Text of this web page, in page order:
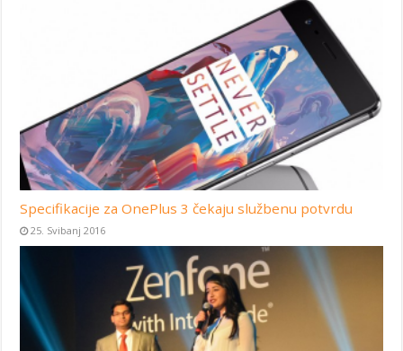
Specifikacije za OnePlus 3 čekaju službenu potvrdu
25. Svibanj 2016